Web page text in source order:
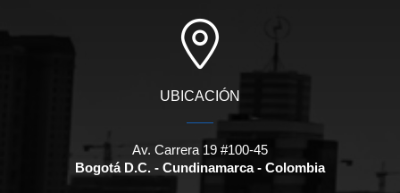
UBICACIÓN
Av. Carrera 19 #100-45
Bogotá D.C. - Cundinamarca - Colombia